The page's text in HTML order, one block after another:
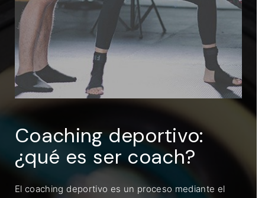
Coaching deportivo:
¿qué es ser coach?
El coaching deportivo es un proceso mediante el
Recuérdame